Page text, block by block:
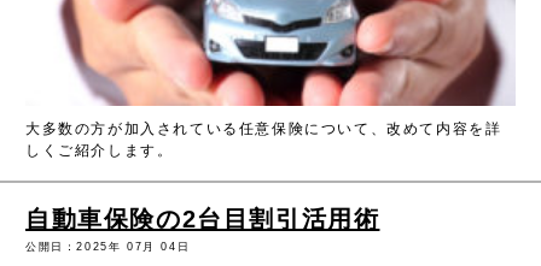
大多数の方が加入されている任意保険について、改めて内容を詳
しくご紹介します。
自動車保険の2台目割引活用術
公開日：2025年 07月 04日